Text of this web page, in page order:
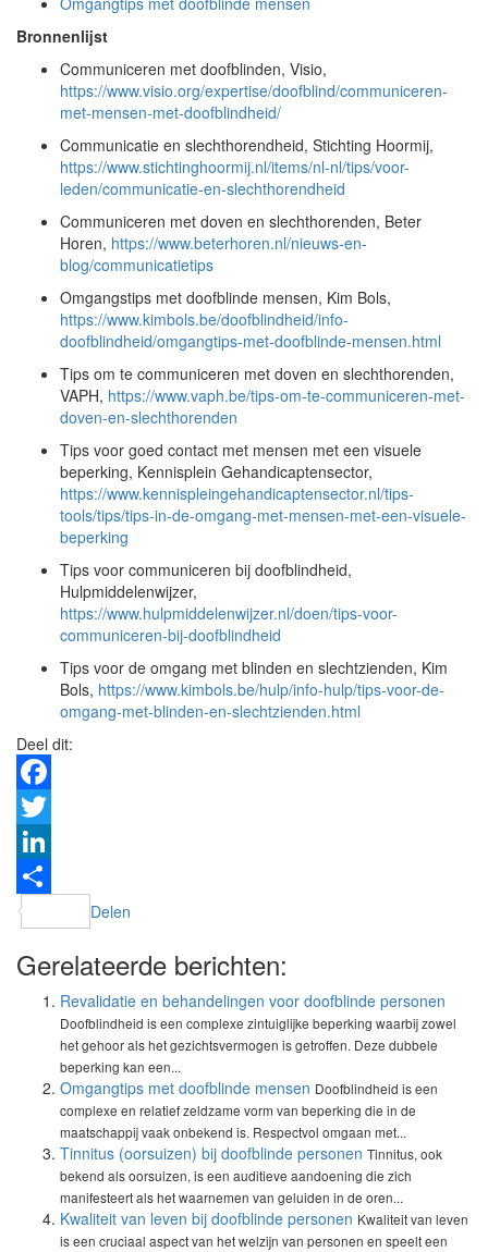
Bronnenlijst
Communiceren met doofblinden, Visio,
https://www.visio.org/expertise/doofblind/communiceren-
met-mensen-met-doofblindheid/
Communicatie en slechthorendheid, Stichting Hoormij,
https://www.stichtinghoormij.nl/items/nl-nl/tips/voor-
leden/communicatie-en-slechthorendheid
Communiceren met doven en slechthorenden, Beter
Horen, https://www.beterhoren.nl/nieuws-en-
blog/communicatietips
Omgangstips met doofblinde mensen, Kim Bols,
https://www.kimbols.be/doofblindheid/info-
doofblindheid/omgangtips-met-doofblinde-mensen.html
Tips om te communiceren met doven en slechthorenden,
VAPH, https://www.vaph.be/tips-om-te-communiceren-met-
doven-en-slechthorenden
Tips voor goed contact met mensen met een visuele
beperking, Kennisplein Gehandicaptensector,
https://www.kennispleingehandicaptensector.nl/tips-
tools/tips/tips-in-de-omgang-met-mensen-met-een-visuele-
beperking
Tips voor communiceren bij doofblindheid,
Hulpmiddelenwijzer,
https://www.hulpmiddelenwijzer.nl/doen/tips-voor-
communiceren-bij-doofblindheid
Tips voor de omgang met blinden en slechtzienden, Kim
Bols, https://www.kimbols.be/hulp/info-hulp/tips-voor-de-
omgang-met-blinden-en-slechtzienden.html
Deel dit:
Facebook
Twitter
LinkedIn
Delen
Gerelateerde berichten:
Revalidatie en behandelingen voor doofblinde personen
Doofblindheid is een complexe zintuiglijke beperking waarbij zowel
het gehoor als het gezichtsvermogen is getroffen. Deze dubbele
beperking kan een...
Omgangtips met doofblinde mensen Doofblindheid is een
complexe en relatief zeldzame vorm van beperking die in de
maatschappij vaak onbekend is. Respectvol omgaan met...
Tinnitus (oorsuizen) bij doofblinde personen Tinnitus, ook
bekend als oorsuizen, is een auditieve aandoening die zich
manifesteert als het waarnemen van geluiden in de oren...
Kwaliteit van leven bij doofblinde personen Kwaliteit van leven
is een cruciaal aspect van het welzijn van personen en speelt een